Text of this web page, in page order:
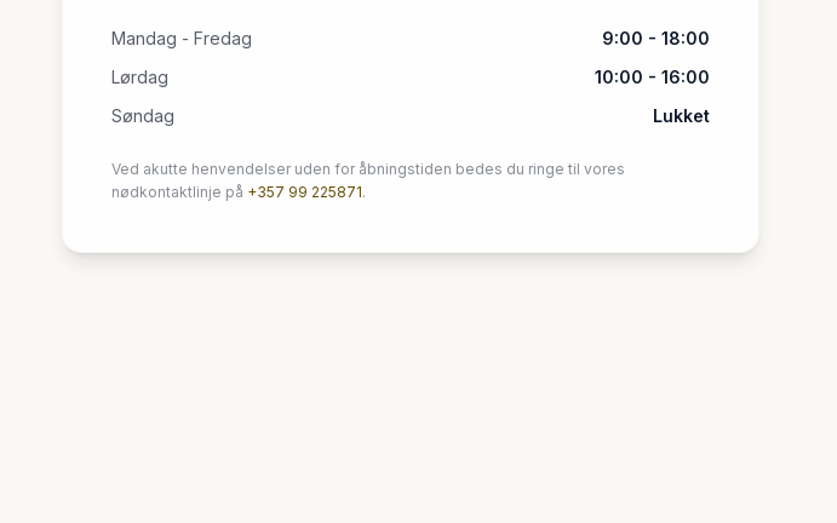
Mandag - Fredag
9:00 - 18:00
Lørdag
10:00 - 16:00
Søndag
Lukket
Ved akutte henvendelser uden for åbningstiden bedes du ringe til vores
nødkontaktlinje på +357 99 225871.